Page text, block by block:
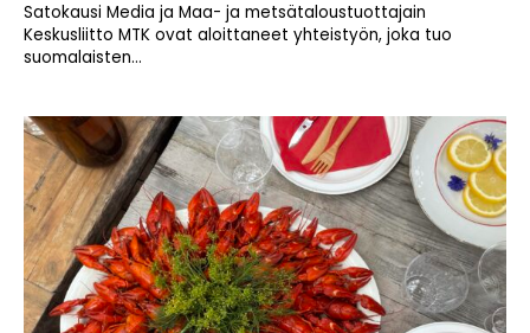
Satokausi Media ja Maa- ja metsätaloustuottajain
Keskusliitto MTK ovat aloittaneet yhteistyön, joka tuo
suomalaisten...